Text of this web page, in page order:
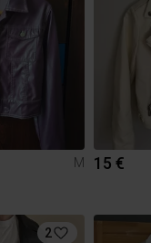
M
15 €
2